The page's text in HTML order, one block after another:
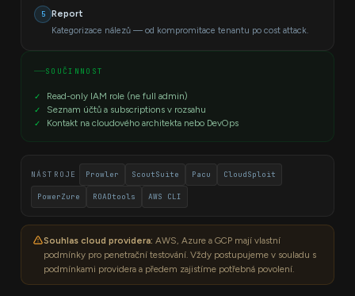
5 Report
Kategorizace nálezů — od kompromitace tenantu po cost attack.
SOUČINNOST
Read-only IAM role (ne full admin)
Seznam účtů a subscriptions v rozsahu
Kontakt na cloudového architekta nebo DevOps
NÁSTROJE Prowler ScoutSuite Pacu CloudSploit
PowerZure ROADtools AWS CLI
Souhlas cloud providera: AWS, Azure a GCP mají vlastní
podmínky pro penetrační testování. Vždy postupujeme v souladu s
podmínkami providera a předem zajistíme potřebná povolení.